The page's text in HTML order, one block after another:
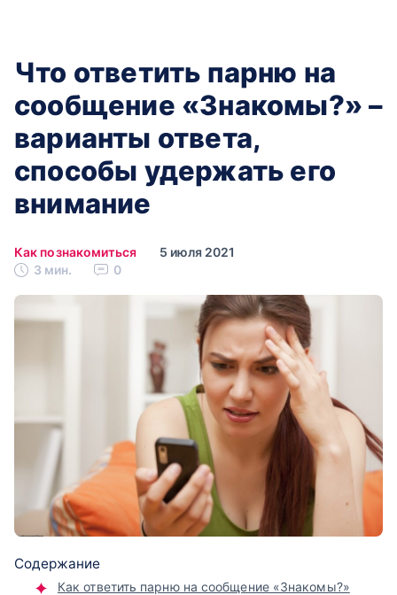
Что ответить парню на
сообщение «Знакомы?» –
варианты ответа,
способы удержать его
внимание
Как познакомиться
5 июля 2021
3 мин.
0
Содержание
Как ответить парню на сообщение «Знакомы?»